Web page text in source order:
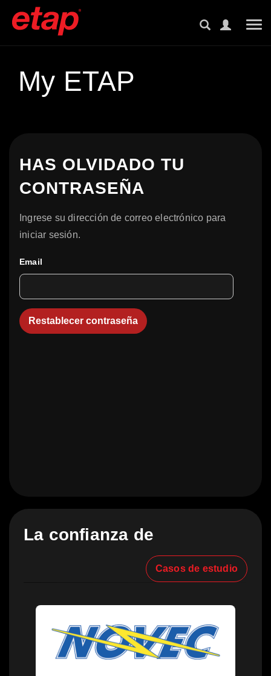
My ETAP
HAS OLVIDADO TU
CONTRASEÑA
Ingrese su dirección de correo electrónico para
iniciar sesión.
Email
Restablecer contraseña
La confianza de
Casos de estudio